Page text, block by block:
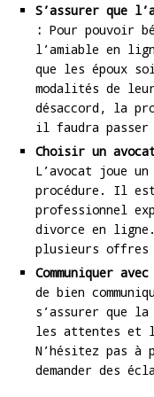
S’assurer que
: Pour pouvoir
l’amiable en
que les époux
modalités de
désaccord, la
il faudra passer
Choisir un
L’avocat joue
procédure. Il
professionnel
divorce en ligne.
plusieurs offres
Communiquer
de bien
s’assurer que
les attentes et
N’hésitez pas à
demander des